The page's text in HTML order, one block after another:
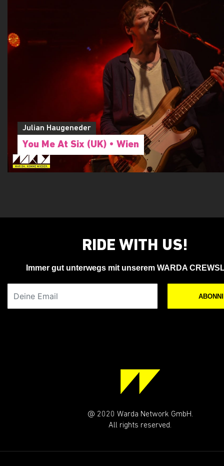
Julian Haugeneder
You Me At Six (UK) • Wien
RIDE WITH US!
Immer gut unterwegs mit unserem WARDA
@ 2020 Warda Network GmbH.
All rights reserved.